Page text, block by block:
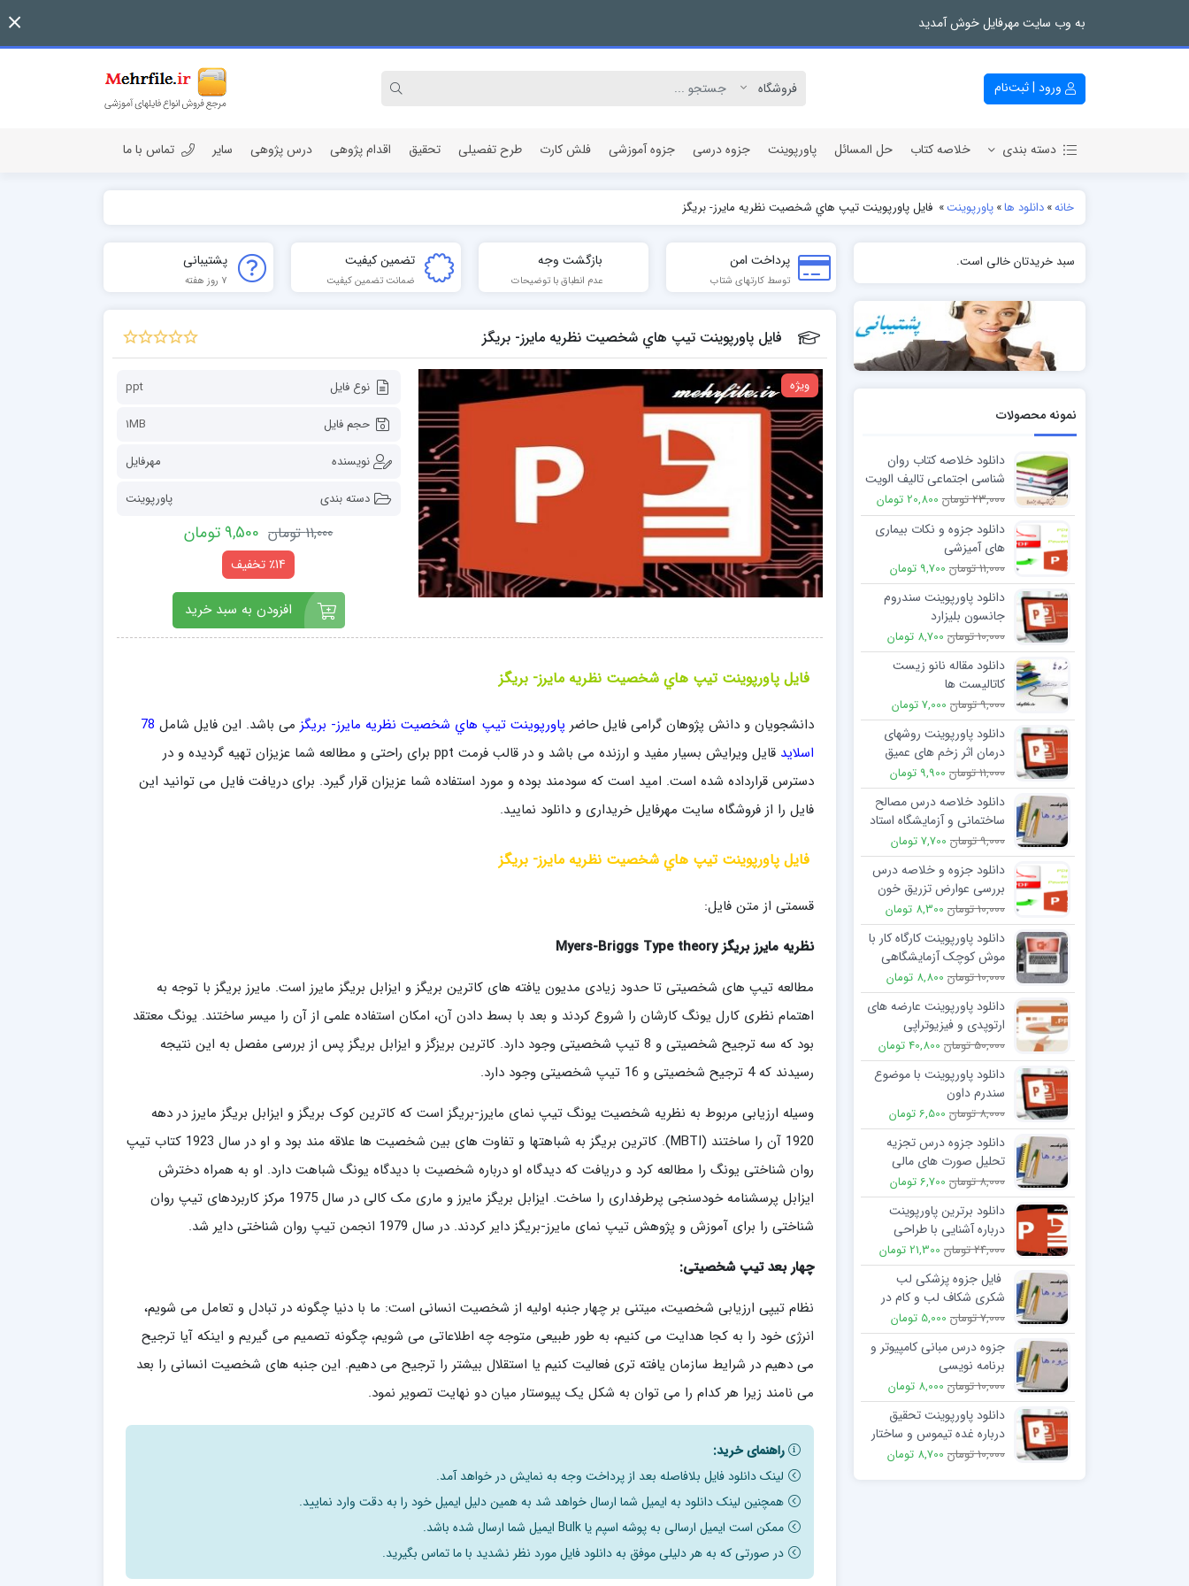
به وب سایت مهرفایل خوش آمدید
ورود | ثبت‌نام
دسته بندی
مقاله پژوهشی
خلاصه کتاب حل المسائل پاورپوینت جزوه درسی جزوه آموزشی فلش کارت طرح تفصیلی تحقیق اقدام پژوهی درس پژوهی سایر تماس با ما
خانه»دانلود ها»پاورپوینت» فایل پاورپوینت تيپ هاي شخصيت نظريه مايرز- بريگز
پرداخت امن
توسط کارتهای شتاب
بازگشت وجه
عدم انطباق با توضیحات
تضمین کیفیت
ضمانت تضمین کیفیت
پشتیبانی
7 روز هفته
فایل پاورپوینت تيپ هاي شخصيت نظريه مايرز- بريگز
ویژه نوع فایل
ppt
حجم فایل
1MB
نویسنده
مهرفایل
دسته بندی
پاورپوینت
11,000 تومان 9,500 تومان
٪14 تخفیف
افزودن به سبد خرید
فایل پاورپوینت تيپ هاي شخصيت نظريه مايرز- بريگز
دانشجویان و دانش پژوهان گرامی فایل حاضر پاورپوینت تيپ هاي شخصيت نظريه مايرز- بريگز می باشد. این فایل شامل 78
اسلاید
قایل ویرایش بسیار مفید و ارزنده می باشد و در قالب فرمت ppt برای راحتی و مطالعه شما عزیزان تهیه گردیده و در
دسترس قرارداده شده است. امید است که سودمند بوده و مورد استفاده شما عزیزان قرار گیرد. برای دریافت فایل می توانید این
فایل را از فروشگاه سایت مهرفایل خریداری و دانلود نمایید.
فایل پاورپوینت تيپ هاي شخصيت نظريه مايرز- بريگز
قسمتی از متن فایل:
نظریهمایرز بریگزMyers-Briggs Type theory
مطالعه تیپ های شخصیتی تا حدود زیادی مدیون یافته های کاترین بریگز و ایزابل بریگز مایرز است. مایرز بریگز با توجه به
اهتمام نظری کارل یونگ کارشان را شروع کردند و بعد با بسط دادن آن، امکان استفاده علمی از آن را میسر ساختند. یونگ معتقد
بود که سه ترجیح شخصیتی و 8 تیپ شخصیتی وجود دارد. کاترین بریزگز و ایزابل بریگز پس از بررسی مفصل به این نتیجه
رسیدند که 4 ترجیح شخصیتی و 16 تیپ شخصیتی وجود دارد.
وسیله ارزیابی مربوط به نظریه شخصیت یونگ تیپ نمای مایرز-بریگز است که کاترین کوک بریگز و ایزابل بریگز مایرز در دهه
1920 آن را ساختند (MBTI). کاترین بریگز به شباهتها و تفاوت های بین شخصیت ها علاقه مند بود و او در سال 1923 کتاب تیپ
روان شناختی یونگ را مطالعه کرد و دریافت که دیدگاه او درباره شخصیت با دیدگاه یونگ شباهت دارد. او به همراه دخترش
ایزابل پرسشنامه خودسنجی پرطرفداری را ساخت. ایزابل بریگز مایرز و ماری مک کالی در سال 1975 مرکز کاربردهای تیپ روان
شناختی را برای آموزش و پژوهش تیپ نمای مایرز-بریگز دایر کردند. در سال 1979 انجمن تیپ روان شناختی دایر شد.
چهار بعد تیپ شخصیتی:
نظام تیپی ارزیابی شخصیت، میتنی بر چهار جنبه اولیه از شخصیت انسانی است: ما با دنیا چگونه در تبادل و تعامل می شویم،
انرژی خود را به کجا هدایت می کنیم، به طور طبیعی متوجه چه اطلاعاتی می شویم، چگونه تصمیم می گیریم و اینکه آیا ترجیح
می دهیم در شرایط سازمان یافته تری فعالیت کنیم یا استقلال بیشتر را ترجیح می دهیم. این جنبه های شخصیت انسانی را بعد
می نامند زیرا هر کدام را می توان به شکل یک پیوستار میان دو نهایت تصویر نمود.
راهنمای خرید:
لینک دانلود فایل بلافاصله بعد از پرداخت وجه به نمایش در خواهد آمد.
همچنین لینک دانلود به ایمیل شما ارسال خواهد شد به همین دلیل ایمیل خود را به دقت وارد نمایید.
ممکن است ایمیل ارسالی به پوشه اسپم یا Bulk ایمیل شما ارسال شده باشد.
در صورتی که به هر دلیلی موفق به دانلود فایل مورد نظر نشدید با ما تماس بگیرید.
سبد خریدتان خالی است.
نمونه محصولات
دانلود خلاصه کتاب روان
شناسی اجتماعی تالیف الویت
ارونسون
23,000 تومان 20,800 تومان
دانلود جزوه و نکات بیماری
های آمیزشی
11,000 تومان 9,700 تومان
دانلود پاورپوینت سندروم
جانسون بلیزارد
10,000 تومان 8,700 تومان
دانلود مقاله نانو زیست
کاتالیست ها
9,000 تومان 7,000 تومان
دانلود پاورپوینت روشهای
درمان اثر زخم های عمیق
روی پوست
11,000 تومان 9,900 تومان
دانلود خلاصه درس مصالح
ساختمانی و آزمایشگاه استاد
سبزی پور
9,000 تومان 7,700 تومان
دانلود جزوه و خلاصه درس
بررسی عوارض تزریق خون
10,000 تومان 8,300 تومان
دانلود پاورپوینت کارگاه کار با
موش کوچک آزمایشگاهی
10,000 تومان 8,800 تومان
دانلود پاورپوینت عارضه های
ارتوپدی و فیزیوتراپی
ارتوپدی
50,000 تومان 40,800 تومان
دانلود پاورپوینت با موضوع
سندرم داون
8,000 تومان 6,500 تومان
دانلود جزوه درس تجزیه
تحلیل صورت های مالی
8,000 تومان 6,700 تومان
دانلود برترین پاورپوینت
درباره آشنایی با طراحی
صفحات وب
24,000 تومان 21,300 تومان
فایل جزوه پزشکی لب
شکری شکاف لب و کام در
کودکان
7,000 تومان 5,000 تومان
جزوه درس مبانی کامپیوتر و
برنامه نویسی
10,000 تومان 8,000 تومان
دانلود پاورپوینت تحقیق
درباره غده تیموس و ساختار
آن
10,000 تومان 8,700 تومان